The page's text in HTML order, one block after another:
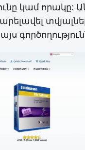
կամ